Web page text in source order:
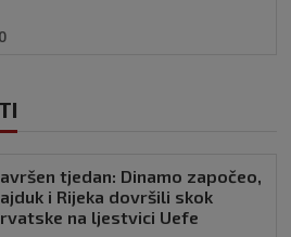
0
tjedan: Dinamo započeo,
i Rijeka dovršili skok
na ljestvici Uefe